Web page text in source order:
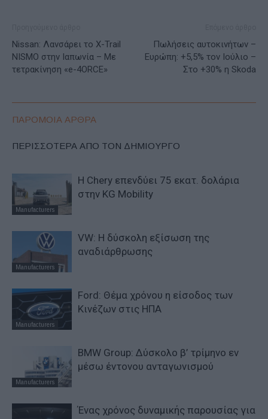
Nissan: Λανσάρει το X-Trail
NISMO στην Ιαπωνία – Με
τετρακίνηση «e-4ORCE»
Πωλήσεις αυτοκινήτων –
Ευρώπη: +5,5% τον Ιούλιο –
Στο +30% η Skoda
ΠΑΡΟΜΟΙΑ ΑΡΘΡΑ
ΠΕΡΙΣΣΟΤΕΡΑ ΑΠΟ ΤΟΝ ΔΗΜΙΟΥΡΓΟ
Manufacturers
Η Chery επενδύει 75 εκατ. δολάρια
στην KG Mobility
Manufacturers
VW: Η δύσκολη εξίσωση της
αναδιάρθρωσης
Manufacturers
Ford: Θέμα χρόνου η είσοδος των
Κινέζων στις ΗΠΑ
Manufacturers
BMW Group: Δύσκολο β’ τρίμηνο εν
μέσω έντονου ανταγωνισμού
Ένας χρόνος δυναμικής παρουσίας για